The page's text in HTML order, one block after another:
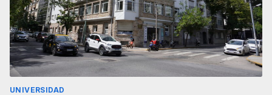
UNIVERSIDAD